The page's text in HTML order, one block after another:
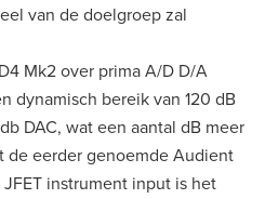
van de doelgroep zal
Mk2 over prima A/D D/A
dynamisch bereik van 120 dB
DAC, wat een aantal dB meer
de eerder genoemde Audient
instrument input is het